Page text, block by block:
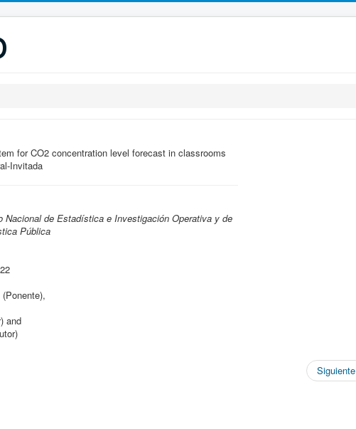
for CO2 concentration level forecast in classrooms
Invitada
Nacional de Estadística e Investigación Operativa y de
Pública
and
Siguiente